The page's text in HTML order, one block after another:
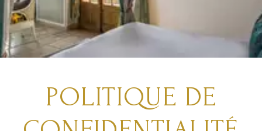
POLITIQUE DE